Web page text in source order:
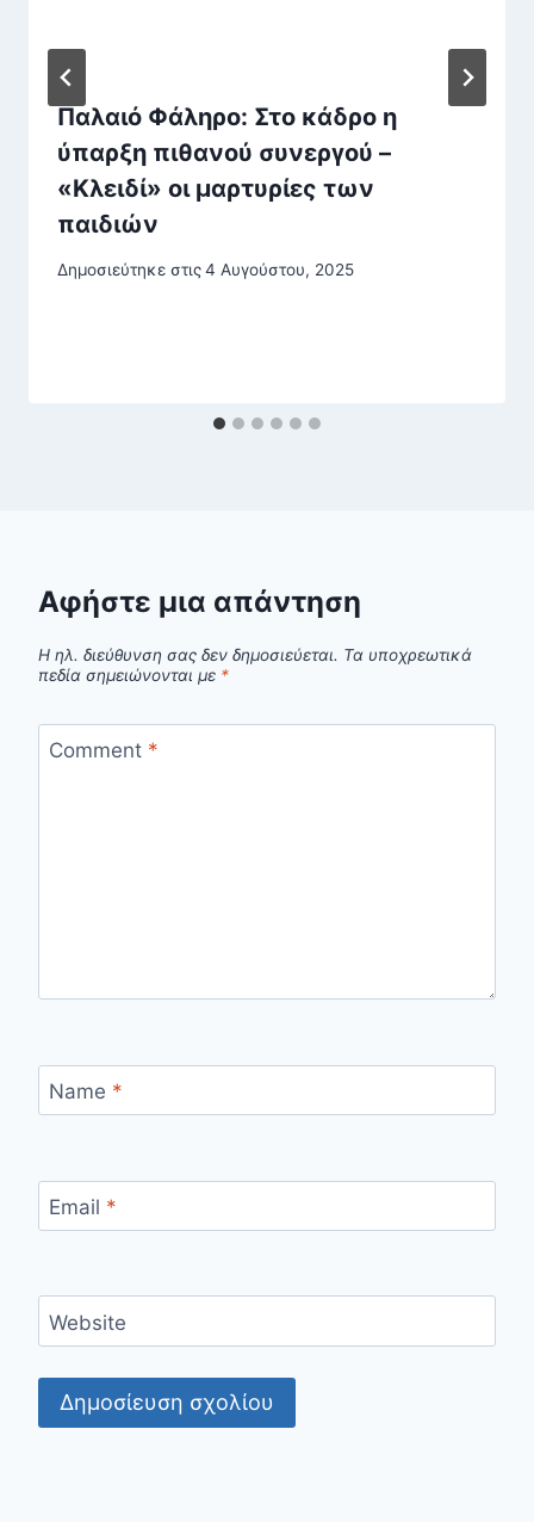
Παλαιό Φάληρο: Στο κάδρο η
ύπαρξη πιθανού συνεργού –
«Κλειδί» οι μαρτυρίες των
παιδιών
Δημοσιεύτηκε στις4 Αυγούστου, 2025
Αφήστε μια απάντηση
Η ηλ. διεύθυνση σας δεν δημοσιεύεται. Τα υποχρεωτικά
πεδία σημειώνονται με *
Comment *
Name *
Email *
Website